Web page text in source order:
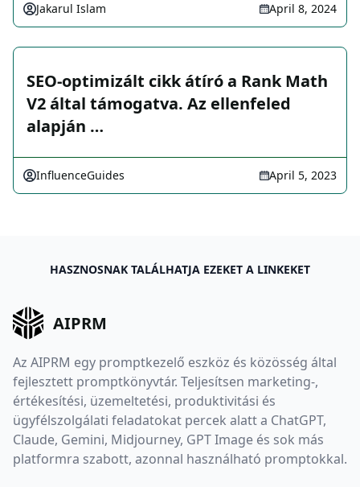
Jakarul Islam April 8, 2024
SEO-optimizált cikk átíró a Rank Math
V2 által támogatva. Az ellenfeled
alapján …
InfluenceGuides April 5, 2023
HASZNOSNAK TALÁLHATJA EZEKET A LINKEKET
AIPRM
Az AIPRM egy promptkezelő eszköz és közösség által
fejlesztett promptkönyvtár. Teljesítsen marketing-,
értékesítési, üzemeltetési, produktivitási és
ügyfélszolgálati feladatokat percek alatt a ChatGPT,
Claude, Gemini, Midjourney, GPT Image és sok más
platformra szabott, azonnal használható promptokkal.